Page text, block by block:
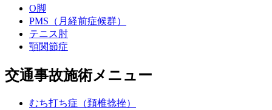
O脚
PMS（月経前症候群）
テニス肘
顎関節症
交通事故施術メニュー
むち打ち症（頚椎捻挫）